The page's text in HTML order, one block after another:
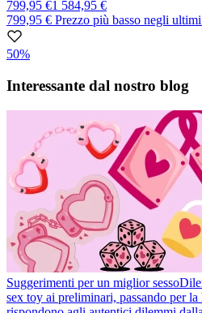
799,95 €1 584,95 €
799,95 € Prezzo più basso negli
50%
1
10
Interessante dal nostro blog
Suggerimenti per un miglior sesso
sex toy ai preliminari, passando per